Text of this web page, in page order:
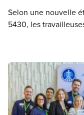
Selon une nouvelle
5430, les
demande une
pas bougé depuis
absolument
au sein du système
confronté à un